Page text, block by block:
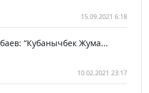
15.09.2021 6:18
“Кубанычбек Жума...
10.02.2021 23:17